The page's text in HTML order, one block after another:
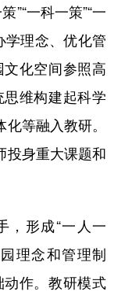
”“一科一策”“一
学理念、优化管
化空间参照高
维构建起科学
等融入教研。
投身重大课题和
形成“一人一
理念和管理制
作。教研模式